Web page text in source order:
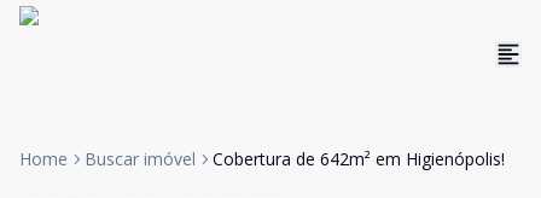
Home Buscar imóvel Cobertura de 642m² em Higienópolis!